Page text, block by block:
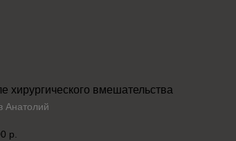
хирургического вмешательства
Анатолий
р.